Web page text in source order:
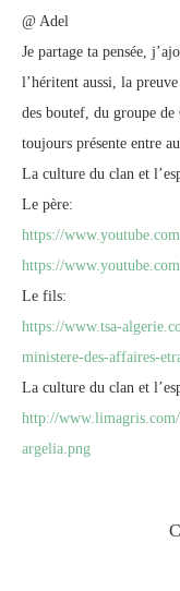
@ Adel
Je partage ta pensée,
l’héritent aussi, la
des boutef, du groupe
toujours présente entre
La culture du clan et
Le père:
https://
https://
Le fils:
https://www.tsa-
ministere-des-affaires-
La culture du clan et
http://
argelia.png